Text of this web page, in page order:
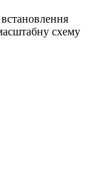
схему